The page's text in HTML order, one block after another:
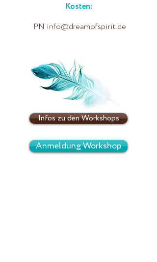
Kosten:
PN info@dreamofspirit.de
Infos zu den Workshops
Anmeldung Workshop